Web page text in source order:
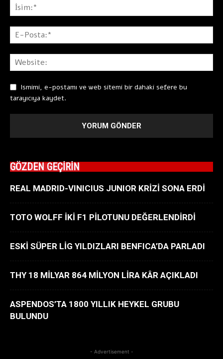
Ismimi, e-postamı ve web sitemi bir dahaki sefere bu
tarayıcıya kaydet.
GÖZDEN GEÇİRİN
REAL MADRID-VINICIUS JUNIOR KRİZİ SONA ERDİ
TOTO WOLFF İKİ F1 PİLOTUNU DEĞERLENDİRDİ
ESKİ SÜPER LİG YILDIZLARI BENFICA’DA PARLADI
THY 18 MİLYAR 864 MİLYON LİRA KÂR AÇIKLADI
ASPENDOS’TA 1800 YILLIK HEYKEL GRUBU
BULUNDU
- Advertisement -